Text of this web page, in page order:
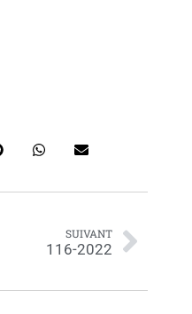
SUIVANT
116-2022